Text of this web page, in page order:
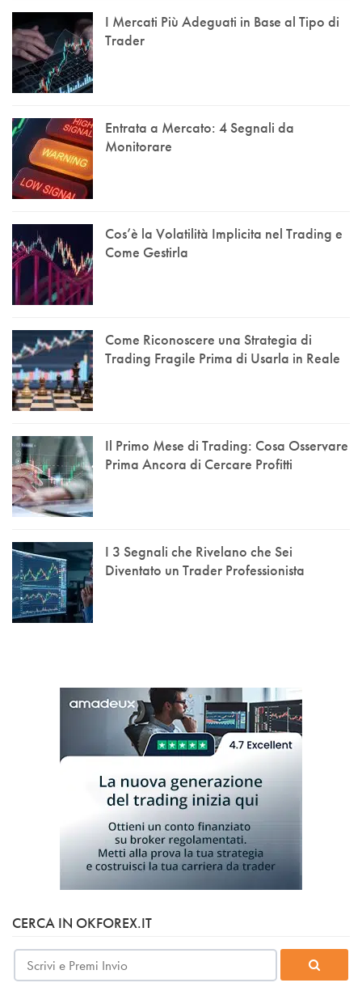
I Mercati Più Adeguati in Base al Tipo di
Trader
Entrata a Mercato: 4 Segnali da
Monitorare
Cos’è la Volatilità Implicita nel Trading e
Come Gestirla
Come Riconoscere una Strategia di
Trading Fragile Prima di Usarla in Reale
Il Primo Mese di Trading: Cosa Osservare
Prima Ancora di Cercare Profitti
I 3 Segnali che Rivelano che Sei
Diventato un Trader Professionista
CERCA IN OKFOREX.IT